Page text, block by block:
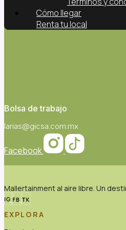
Cómo llegar
Renta tu local
Bolsa de trabajo
larias@gicsa.com.mx
Facebook
Mallertainment al aire libre. Un
EXPLORA